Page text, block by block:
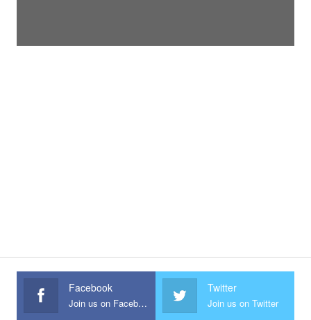
Facebook
Join us on Facebook
Twitter
Join us on Twitter